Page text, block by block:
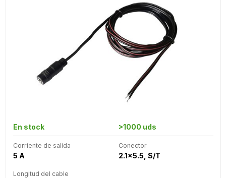
En stock >1000 uds
Corriente de salida
5 A
Conector
2.1x5.5, S/T
Longitud del cable